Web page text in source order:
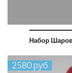
Набор
2580 руб